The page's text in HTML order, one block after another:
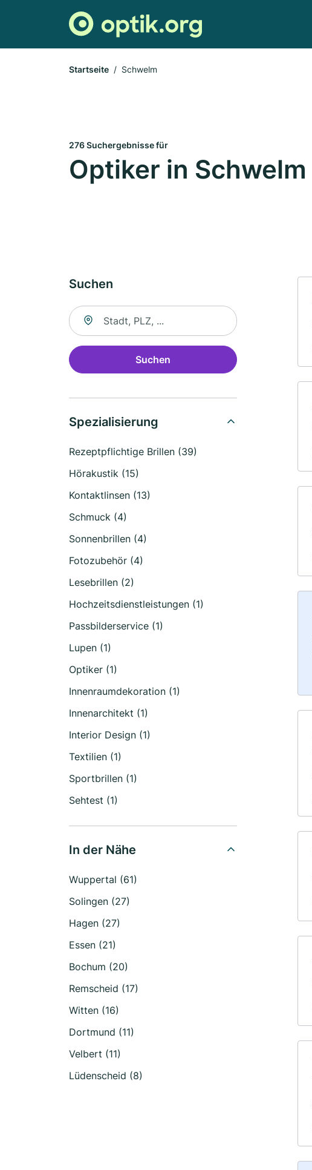
Startseite Schwelm
276 Suchergebnisse für
Optiker in Schwelm
Suchen
Suche nach Ort
Suchen
Spezialisierung
Rezeptpflichtige Brillen (39)
Hörakustik (15)
Kontaktlinsen (13)
Schmuck (4)
Sonnenbrillen (4)
Fotozubehör (4)
Lesebrillen (2)
Hochzeitsdienstleistungen (1)
Passbilderservice (1)
Lupen (1)
Optiker (1)
Innenraumdekoration (1)
Innenarchitekt (1)
Interior Design (1)
Textilien (1)
Sportbrillen (1)
Sehtest (1)
In der Nähe
Wuppertal (61)
Solingen (27)
Hagen (27)
Essen (21)
Bochum (20)
Remscheid (17)
Witten (16)
Dortmund (11)
Velbert (11)
Lüdenscheid (8)